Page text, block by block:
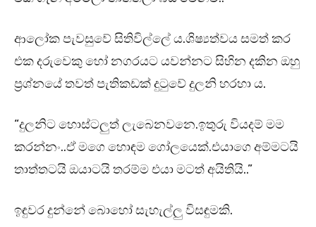
ආලෝක පැවසුවේ සිතිවිල්ලේ ය.ශිෂ්‍යත්වය සමත් කර
එක දරුවෙකු හෝ නගරයට යවන්නට සිහින දකින ඔහු
ප්‍රශ්නයේ තවත් පැතිකඩක් දුටුවේ දුලනි හරහා ය.
“දුලනිට හොස්ටලුත් ලැබෙනවනෙ.ඉතුරු වියදම් මම
කරන්නං..ඒ මගෙ හොඳම ගෝලයෙක්.එයාගෙ අම්මටයි
තාත්තටයි ඔයාටයි තරම්ම එයා මටත් අයිතියි..”
ඉඳුවර දුන්නේ බොහෝ සැහැල්ලු විසඳුමකි.